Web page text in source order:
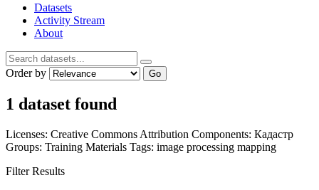
Datasets
Activity Stream
About
Order by Go
1 dataset found
Licenses: Creative Commons Attribution Components: Кадастр
Groups: Training Materials Tags: image processing mapping
Filter Results